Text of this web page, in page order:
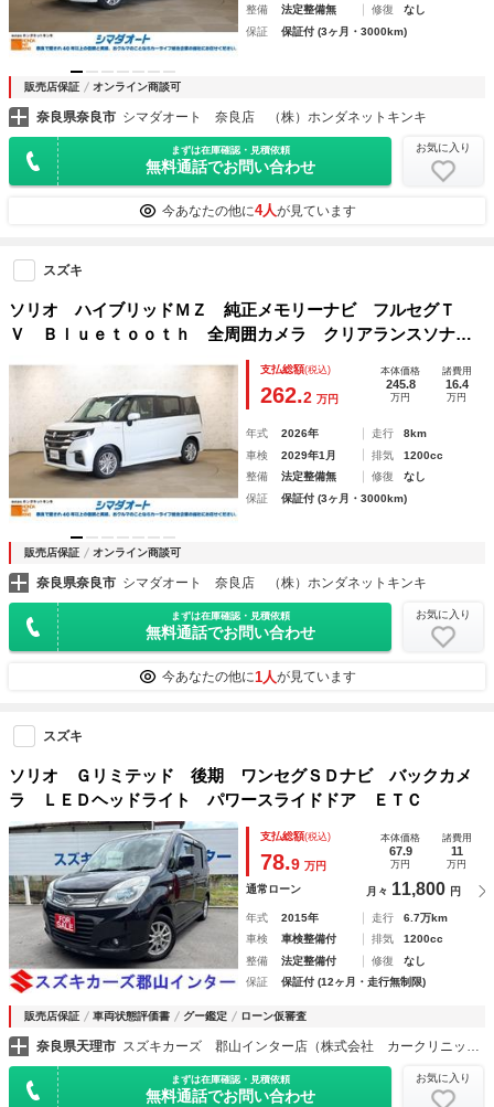
整備
法定整備無 修復
なし
保証
保証付 (3ヶ月・3000km)
販売店保証 オンライン商談可
奈良県奈良市 シマダオート 奈良店 （株）ホンダネットキンキ
まずは在庫確認・見積依頼
無料通話でお問い合わせ
お気に入り
今あなたの他に4人が見ています
スズキ
ソリオ ハイブリッドＭＺ 純正メモリーナビ フルセグＴ
Ｖ Ｂｌｕｅｔｏｏｔｈ 全周囲カメラ クリアランスソナ
ー クルーズコントロール レーンアシスト 衝突被害軽減シ
ステム 両側電動スライドドア ＬＥＤヘッドランプ
支払総額(税込)
262.2 万円
本体価格
245.8
万円
諸費用
16.4
万円
年式 2026年 走行
8km
車検
2029年1月 排気
1200cc
整備
法定整備無 修復
なし
保証
保証付 (3ヶ月・3000km)
販売店保証 オンライン商談可
奈良県奈良市 シマダオート 奈良店 （株）ホンダネットキンキ
まずは在庫確認・見積依頼
無料通話でお問い合わせ
お気に入り
今あなたの他に1人が見ています
スズキ
ソリオ Ｇリミテッド 後期 ワンセグＳＤナビ バックカメ
ラ ＬＥＤヘッドライト パワースライドドア ＥＴＣ
支払総額(税込)
78.9 万円
本体価格
67.9
万円
諸費用
11
万円
通常ローン 月々 11,800 円
年式 2015年 走行
6.7万km
車検
車検整備付 排気
1200cc
整備
法定整備付 修復
なし
保証
保証付 (12ヶ月・走行無制限)
販売店保証 車両状態評価書 グー鑑定 ローン仮審査
奈良県天理市 スズキカーズ 郡山インター店（株式会社 カークリニック９９）
まずは在庫確認・見積依頼
無料通話でお問い合わせ
お気に入り